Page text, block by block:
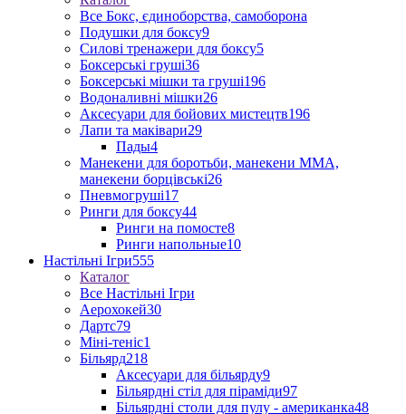
Все Бокс, єдиноборства, самоборона
Подушки для боксу9
Силові тренажери для боксу5
Боксерські груші36
Боксерські мішки та груші196
Водоналивні мішки26
Аксесуари для бойових мистецтв196
Лапи та маківари29
Пады4
Манекени для боротьби, манекени ММА,
манекени борцівські26
Пневмогруші17
Ринги для боксу44
Ринги на помосте8
Ринги напольные10
Настільні Ігри555
Каталог
Все Настільні Ігри
Аерохокей30
Дартс79
Міні-теніс1
Більярд218
Аксесуари для більярду9
Більярдні стіл для піраміди97
Більярдні столи для пулу - американка48